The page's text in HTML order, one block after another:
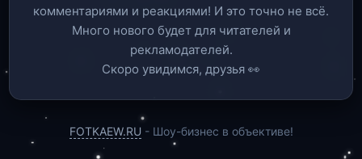
комментариями и реакциями! И это точно не всё.
Много нового будет для читателей и
рекламодателей.
Скоро увидимся, друзья 👀
FOTKAEW.RU - Шоу-бизнес в объективе!